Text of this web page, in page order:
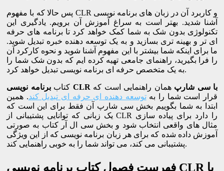
پس حالا که با مفهوم CLR و کاربرد آن در زبان های برنامه نویسی
آشنا شدید. بهتر است به سراغ آموزش آن برویم. یادگیری این
تکنولوژی بدون شک به شما کمک خواهد کرد تا برنامه های حرفه
ای تر و بهینه تری بسازید و به یک توسعه دهنده خبره تبدیل شوید.
ما برای اینکه شما بیشتر با این مفهوم آشنا شوید و نحوه کارکرد آن
را فرا بگیرید، راهنمای جامعی تهیه کرده ایم که بدون شک شما را
به یک متخصص حرفه ای برنامه نویسی تبدیل خواهد کرد.
کتاب برنامه نویسی CLR با سی شارپ همان راهنمایی است که
قرار است شما را بهتوسعه دهنده ای حرفه ای تبدیل کند. همین
ابتدا به شما بگوییم بخش سی شارپ آن فقط برای این است که
یک زبانی که توانایی پشتیبانی از CLR را دارد برای پیاده سازی
مثال های واقعی انتخاب شود و بخش سی ال آر کتاب به صورتی
آموزش داده شده که برای هر زبان برنامه نویسی که از این ویژگی
پشتیبانی می کند، می تواند شما را به خوبی راهنمایی کند.
فهرست فصول کتاب برنامه نویسی CLR با